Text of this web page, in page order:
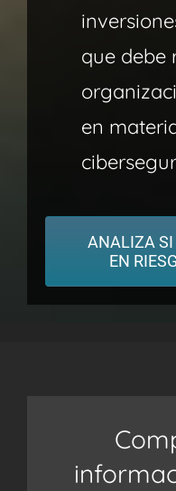
que debe
en
ANALIZA SI
EN